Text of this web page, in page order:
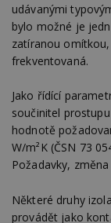
udávanými
bylo možné je
zatíranou
frekventovaná.
Jako řídící
součinitel
hodnotě
W/m²K (ČSN 73
Požadavky,
Některé druhy
provádět jako